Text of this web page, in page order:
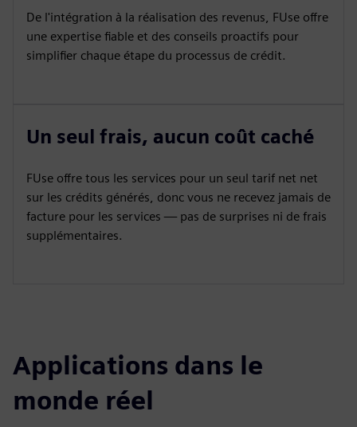
De l'intégration à la réalisation des revenus, FUse offre
une expertise fiable et des conseils proactifs pour
simplifier chaque étape du processus de crédit.
Un seul frais, aucun coût caché
FUse offre tous les services pour un seul tarif net net
sur les crédits générés, donc vous ne recevez jamais de
facture pour les services — pas de surprises ni de frais
supplémentaires.
Applications dans le
monde réel